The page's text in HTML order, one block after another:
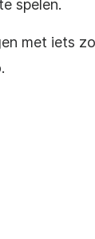
spelen.
met iets